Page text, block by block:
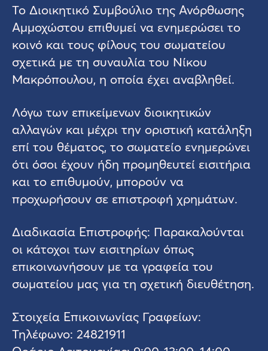
Το Διοικητικό Συμβούλιο της Ανόρθωσης
Αμμοχώστου επιθυμεί να ενημερώσει το
κοινό και τους φίλους του σωματείου
σχετικά με τη συναυλία του Νίκου
Μακρόπουλου, η οποία έχει αναβληθεί.
Λόγω των επικείμενων διοικητικών
αλλαγών και μέχρι την οριστική κατάληξη
επί του θέματος, το σωματείο ενημερώνει
ότι όσοι έχουν ήδη προμηθευτεί εισιτήρια
και το επιθυμούν, μπορούν να
προχωρήσουν σε επιστροφή χρημάτων.
Διαδικασία Επιστροφής: Παρακαλούνται
οι κάτοχοι των εισιτηρίων όπως
επικοινωνήσουν με τα γραφεία του
σωματείου μας για τη σχετική διευθέτηση.
Στοιχεία Επικοινωνίας Γραφείων:
Τηλέφωνο: 24821911